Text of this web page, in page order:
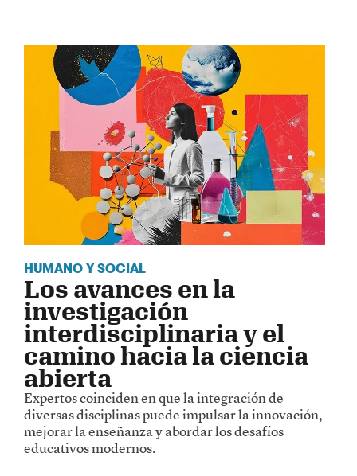
HUMANO Y SOCIAL
Los avances en la
investigación
interdisciplinaria y el
camino hacia la ciencia
abierta
Expertos coinciden en que la integración de
diversas disciplinas puede impulsar la innovación,
mejorar la enseñanza y abordar los desafíos
educativos modernos.